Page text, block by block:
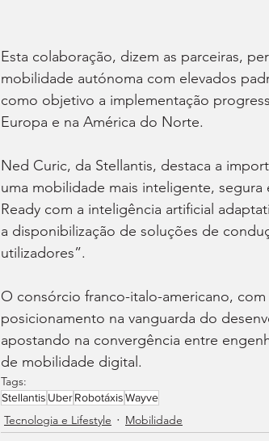
Esta colaboração, dizem as parceiras,
mobilidade autónoma com elevados
como objetivo a implementação
Europa e na América do Norte.
Ned Curic, da Stellantis, destaca a
uma mobilidade mais inteligente,
Ready com a inteligência artificial
a disponibilização de soluções de
utilizadores”.
O consórcio franco-italo-americano,
posicionamento na vanguarda do
apostando na convergência entre
de mobilidade digital.
Tags:
Stellantis UberRobotáxisWayve
Tecnologia e Lifestyle Mobilidade